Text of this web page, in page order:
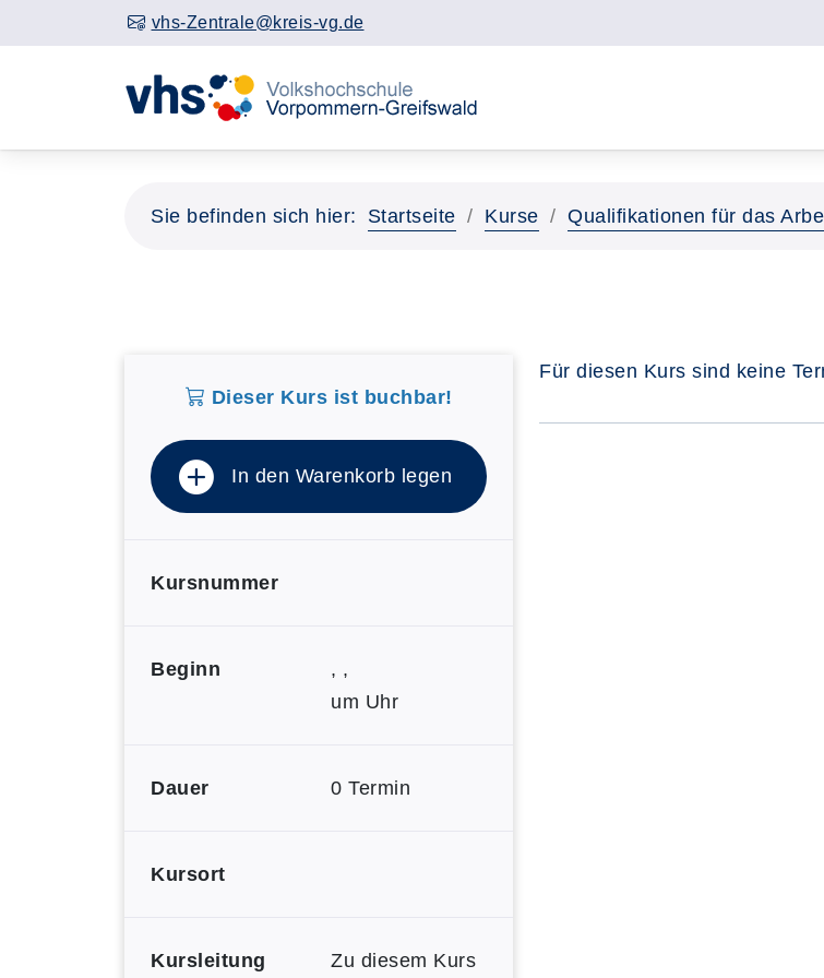
vhs-Zentrale@kreis-vg.de
Sie befinden sich hier: Startseite Kurse Qualifikationen für das
Dieser Kurs ist buchbar!
In den Warenkorb legen
Kursnummer
Beginn
, ,
um Uhr
Dauer 0 Termin
Kursort
Kursleitung Zu diesem Kurs
Für diesen Kurs sind keine